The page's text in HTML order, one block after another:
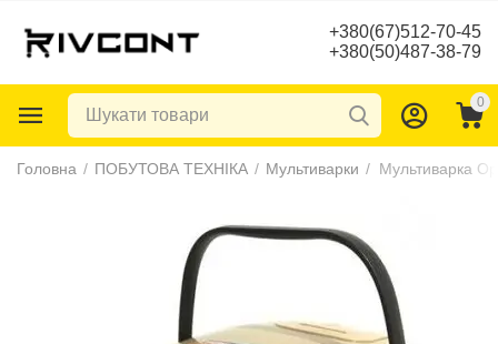
+380(67)512-70-45
+380(50)487-38-79
0
Головна / ПОБУТОВА ТЕХНІКА / Мультиварки / Мультиварка